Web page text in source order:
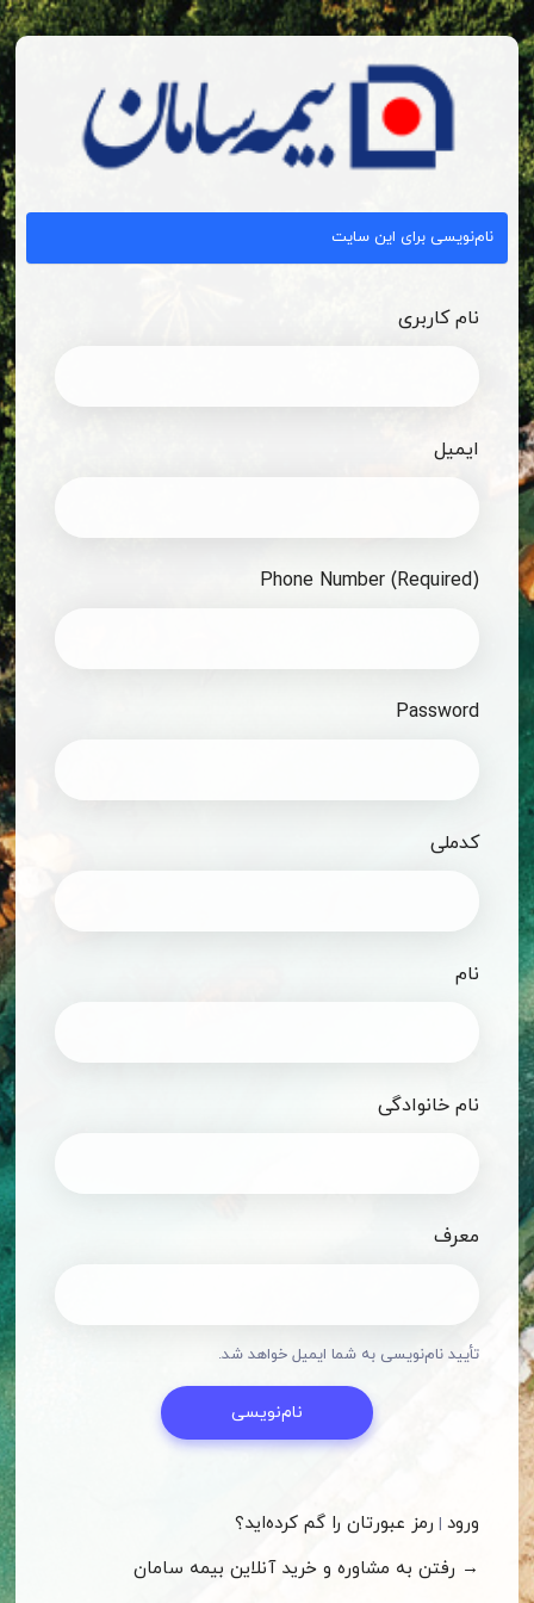
فرم
نام‌نویسی
نام‌نویسی برای این سایت
نام کاربری
ایمیل
Phone Number (Required)
Password
کدملی
نام
نام خانوادگی
معرف
تأیید نام‌نویسی به شما ایمیل خواهد شد.
ورود | رمز عبورتان را گم کرده‌اید؟
→ رفتن به مشاوره و خرید آنلاین بیمه سامان